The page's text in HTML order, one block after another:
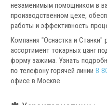
Мониторы УЦИ
Оптические линейки
Аксессуары УЦИ
Комплекты УЦИ
Системы СОЖ
незаменимым помощником в
производственном цехе,
работы и эффективность
Компания "Оснастка и
ассортимент токарных цанг
форму зажима. Узнать
по телефону горячей линии8
офисе в Москве.